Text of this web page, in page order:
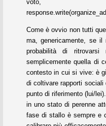
voto, dove,
Come è ovvio non tutti
ma, genericamente, se il
probabilità di
semplicemente quella di
contesto in cui si vive: è
di coltivare rapporti
punto di riferimento (lui/
in uno stato di perenne
fase di stallo è sempre e